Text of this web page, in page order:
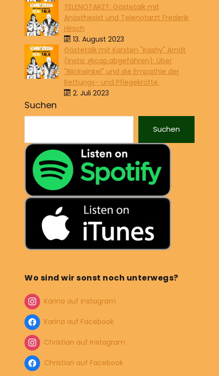
TELENOTARZT: Gästetalk mit
Anästhesist und Telenotarzt Frederik
Hirsch
13. August 2023
Gästetalk mit Karsten "Kashy" Arndt
(Insta: @cap.abgefahren): Über
"Blickwinkel" und die Empathie der
Rettungs- und Pflegekräfte.
2. Juli 2023
Suchen
Suchen
Wo sind wir sonst noch unterwegs?
Karina auf Instagram
Karina auf Facebook
Christian auf Instagram
Christian auf Facebook